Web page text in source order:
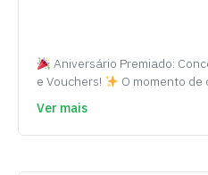
Aniversário Premiado:
e Vouchers!
O momento
Ver mais